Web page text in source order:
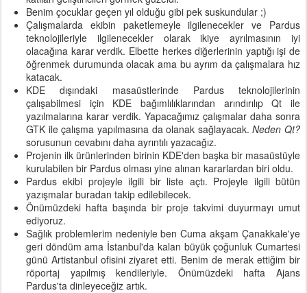
Benim çocuklar geçen yıl olduğu gibi pek suskundular ;)
Çalışmalarda ekibin paketlemeyle ilgilenecekler ve Pardus
teknolojileriyle ilgilenecekler olarak ikiye ayrılmasının iyi
olacağına karar verdik. Elbette herkes diğerlerinin yaptığı işi de
öğrenmek durumunda olacak ama bu ayrım da çalışmalara hız
katacak.
KDE dışındaki masaüstlerinde Pardus teknolojilerinin
çalışabilmesi için KDE bağımlılıklarından arındırılıp Qt ile
yazılmalarına karar verdik. Yapacağımız çalışmalar daha sonra
GTK ile çalışma yapılmasına da olanak sağlayacak.Neden Qt?
sorusunun cevabını daha ayrıntılı yazacağız.
Projenin ilk ürünlerinden birinin KDE'den başka bir masaüstüyle
kurulabilen bir Pardus olması yine alınan kararlardan biri oldu.
Pardus ekibi projeyle ilgili bir liste açtı. Projeyle ilgili bütün
yazışmalar buradan takip edilebilecek.
Önümüzdeki hafta başında bir proje takvimi duyurmayı umut
ediyoruz.
Sağlık problemlerim nedeniyle ben Cuma akşam Çanakkale'ye
geri döndüm ama İstanbul'da kalan büyük çoğunluk Cumartesi
günü Artistanbul ofisini ziyaret etti. Benim de merak ettiğim bir
röportaj yapılmış kendileriyle. Önümüzdeki hafta Ajans
Pardus'ta dinleyeceğiz artık.